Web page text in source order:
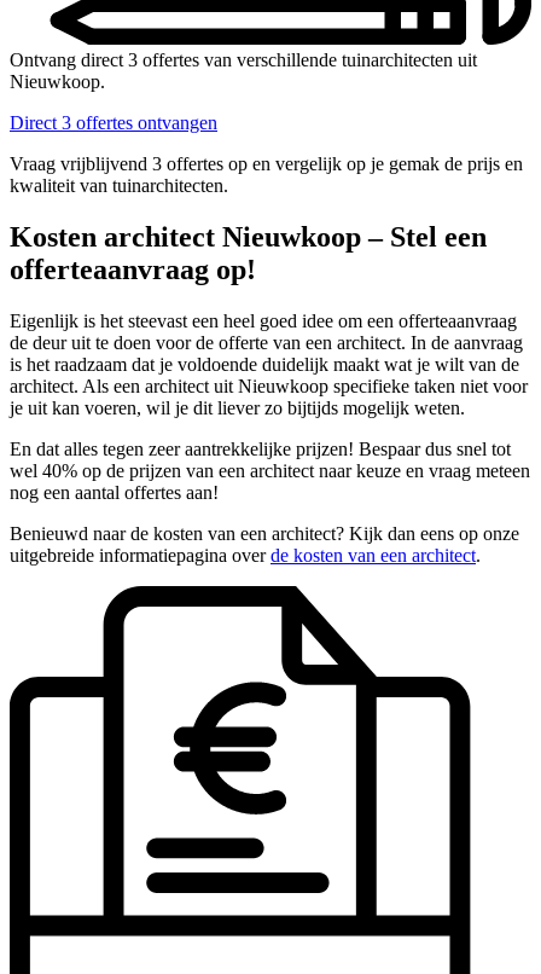
Ontvang direct 3 offertes van verschillende tuinarchitecten uit
Nieuwkoop.
Direct 3 offertes ontvangen
Vraag vrijblijvend 3 offertes op en vergelijk op je gemak de prijs en
kwaliteit van tuinarchitecten.
Kosten architect Nieuwkoop – Stel een
offerteaanvraag op!
Eigenlijk is het steevast een heel goed idee om een offerteaanvraag
de deur uit te doen voor de offerte van een architect. In de aanvraag
is het raadzaam dat je voldoende duidelijk maakt wat je wilt van de
architect. Als een architect uit Nieuwkoop specifieke taken niet voor
je uit kan voeren, wil je dit liever zo bijtijds mogelijk weten.
En dat alles tegen zeer aantrekkelijke prijzen! Bespaar dus snel tot
wel 40% op de prijzen van een architect naar keuze en vraag meteen
nog een aantal offertes aan!
Benieuwd naar de kosten van een architect? Kijk dan eens op onze
uitgebreide informatiepagina overde kosten van een architect.